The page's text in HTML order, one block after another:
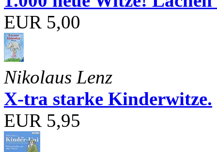
EUR 5,00
Nikolaus Lenz
X-tra starke Kinderwitze.
EUR 5,95